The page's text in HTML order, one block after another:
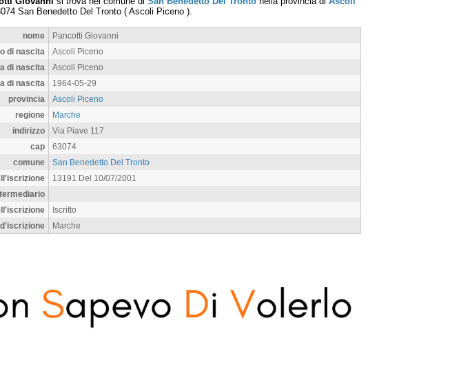
San Benedetto Del Tronto ( Ascoli Piceno ).
nome
Pancotti Giovanni
di nascita
Ascoli Piceno
di nascita
Ascoli Piceno
di nascita
1964-05-29
provincia
Ascoli Piceno
regione
Marche
indirizzo
Via Piave 117
cap
63074
comune
San Benedetto Del Tronto
13191 Del 10/07/2001
Iscritto
Marche